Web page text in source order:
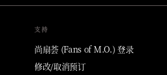
支持
尚扇荟 (Fans of M.O.) 登录
修改/取消预订